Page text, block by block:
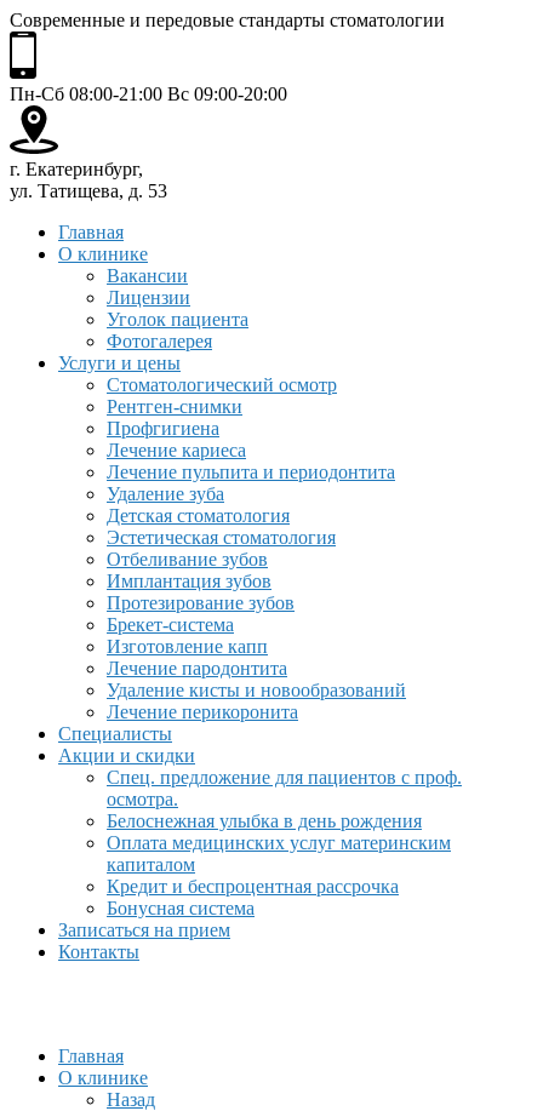
Современные и передовые стандарты стоматологии
Пн-Сб 08:00-21:00 Вс 09:00-20:00
г. Екатеринбург,
ул. Татищева, д. 53
Главная
О клинике
Вакансии
Лицензии
Уголок пациента
Фотогалерея
Услуги и цены
Стоматологический осмотр
Рентген-снимки
Профгигиена
Лечение кариеса
Лечение пульпита и периодонтита
Удаление зуба
Детская стоматология
Эстетическая стоматология
Отбеливание зубов
Имплантация зубов
Протезирование зубов
Брекет-система
Изготовление капп
Лечение пародонтита
Удаление кисты и новообразований
Лечение перикоронита
Специалисты
Акции и скидки
Спец. предложение для пациентов с проф.
осмотра.
Белоснежная улыбка в день рождения
Оплата медицинских услуг материнским
капиталом
Кредит и беспроцентная рассрочка
Бонусная система
Записаться на прием
Контакты
Главная
О клинике
Назад